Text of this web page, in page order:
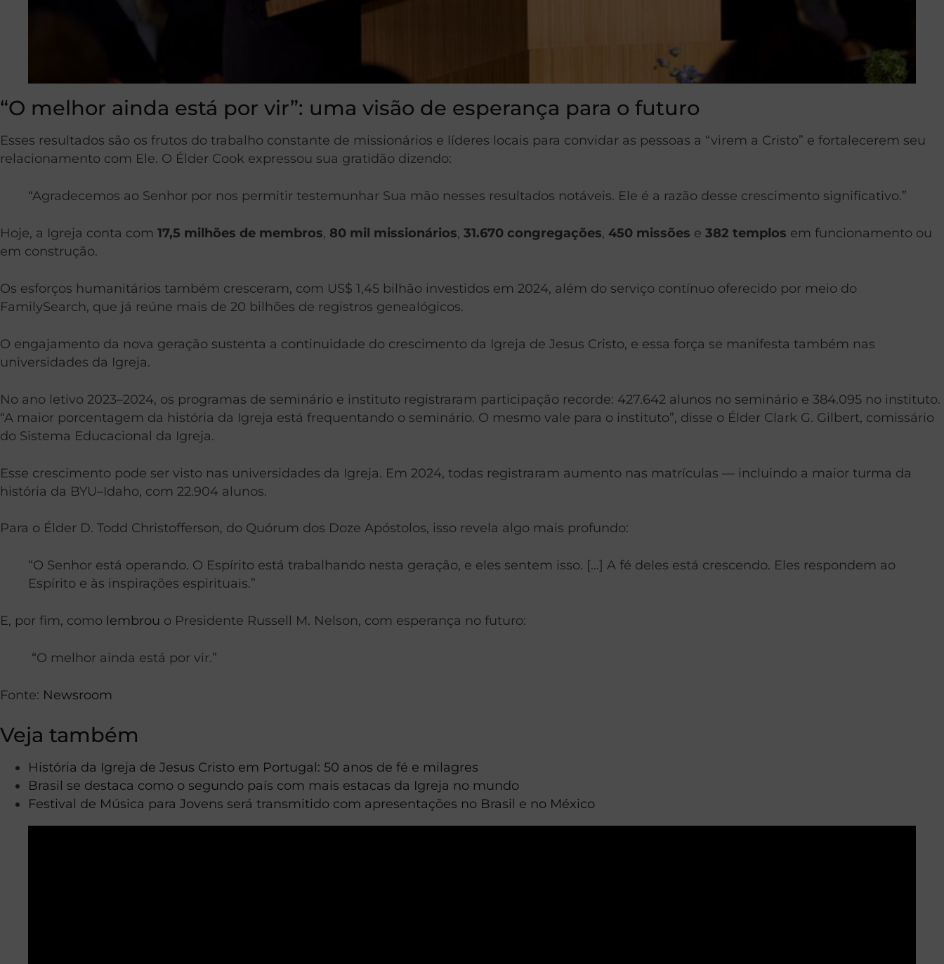
“O melhor ainda está por vir”: uma visão de esperança para o futuro
Esses resultados são os frutos do trabalho constante de missionários e líderes locais para convidar as pessoas a “virem a Cristo” e fortalecerem seu
relacionamento com Ele. O Élder Cook expressou sua gratidão dizendo:
“Agradecemos ao Senhor por nos permitir testemunhar Sua mão nesses resultados notáveis. Ele é a razão desse crescimento significativo.”
Hoje, a Igreja conta com 17,5 milhões de membros, 80 mil missionários, 31.670 congregações, 450 missões e 382 templos em funcionamento ou
em construção.
Os esforços humanitários também cresceram, com US$ 1,45 bilhão investidos em 2024, além do serviço contínuo oferecido por meio do
FamilySearch, que já reúne mais de 20 bilhões de registros genealógicos.
O engajamento da nova geração sustenta a continuidade do crescimento da Igreja de Jesus Cristo, e essa força se manifesta também nas
universidades da Igreja.
No ano letivo 2023–2024, os programas de seminário e instituto registraram participação recorde: 427.642 alunos no seminário e 384.095 no instituto.
“A maior porcentagem da história da Igreja está frequentando o seminário. O mesmo vale para o instituto”, disse o Élder Clark G. Gilbert, comissário
do Sistema Educacional da Igreja.
Esse crescimento pode ser visto nas universidades da Igreja. Em 2024, todas registraram aumento nas matrículas — incluindo a maior turma da
história da BYU–Idaho, com 22.904 alunos.
Para o Élder D. Todd Christofferson, do Quórum dos Doze Apóstolos, isso revela algo mais profundo:
“O Senhor está operando. O Espírito está trabalhando nesta geração, e eles sentem isso. […] A fé deles está crescendo. Eles respondem ao
Espírito e às inspirações espirituais.”
E, por fim, como lembrou o Presidente Russell M. Nelson, com esperança no futuro:
“O melhor ainda está por vir.”
Fonte: Newsroom
Veja também
História da Igreja de Jesus Cristo em Portugal: 50 anos de fé e milagres
Brasil se destaca como o segundo país com mais estacas da Igreja no mundo
Festival de Música para Jovens será transmitido com apresentações no Brasil e no México